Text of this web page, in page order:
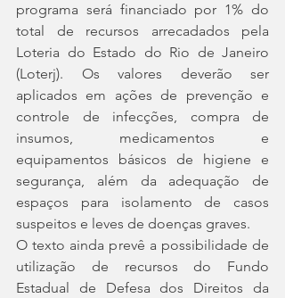
programa será financiado por 1% do
total de recursos arrecadados pela
Loteria do Estado do Rio de Janeiro
(Loterj). Os valores deverão ser
aplicados em ações de prevenção e
controle de infecções, compra de
insumos, medicamentos e
equipamentos básicos de higiene e
segurança, além da adequação de
espaços para isolamento de casos
suspeitos e leves de doenças graves.
O texto ainda prevê a possibilidade de
utilização de recursos do Fundo
Estadual de Defesa dos Direitos da